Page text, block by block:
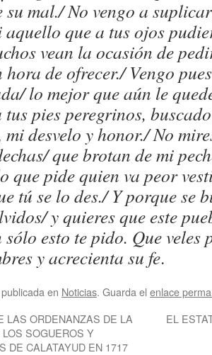
mal./ No vengo a
aquello que a tus ojos
vean la ocasión de
hora de ofrecer./ Vengo
lo mejor que aún le
tus pies peregrinos,
desvelo y honor./ No
que brotan de mi
que pide quien va peor
tú se lo des./ Y porque se
y quieres que este
esto te pido. Que veles
y acrecienta su fe.
en Noticias. Guarda el enlace
LAS ORDENANZAS DE LA
SOGUEROS Y
DE CALATAYUD EN 1717
EL